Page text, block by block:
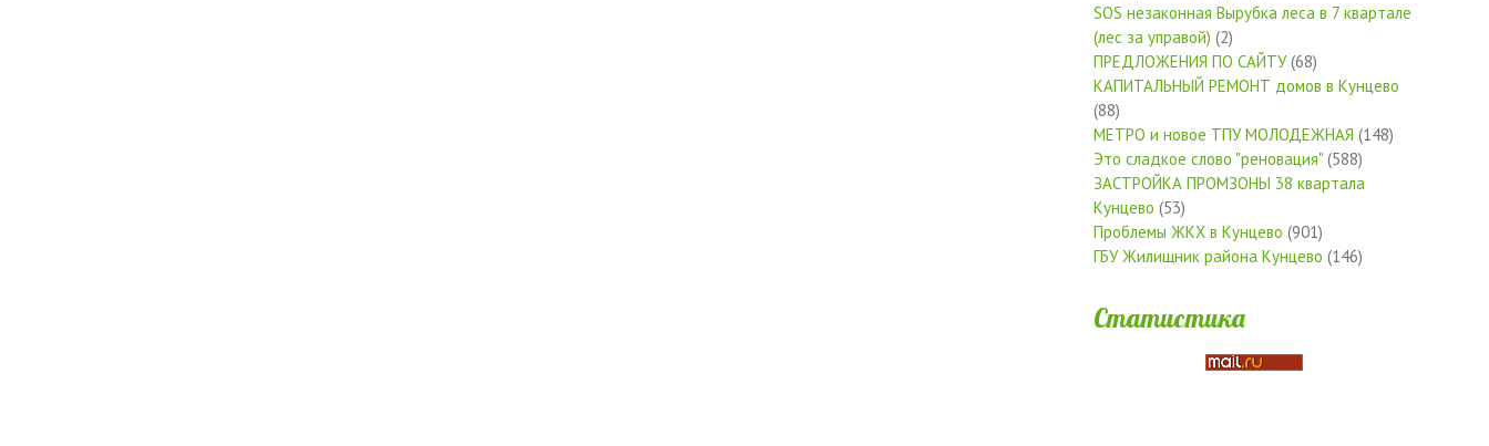
SOS незаконная Вырубка леса в 7 квартале
(лес за управой) (2)
ПРЕДЛОЖЕНИЯ ПО САЙТУ(68)
КАПИТАЛЬНЫЙ РЕМОНТ домов в Кунцево
(88)
МЕТРО и новое ТПУ МОЛОДЕЖНАЯ (148)
Это сладкое слово "реновация"(588)
ЗАСТРОЙКА ПРОМЗОНЫ 38 квартала
Кунцево (53)
Проблемы ЖКХ в Кунцево (901)
ГБУ Жилищник района Кунцево (146)
Статистика